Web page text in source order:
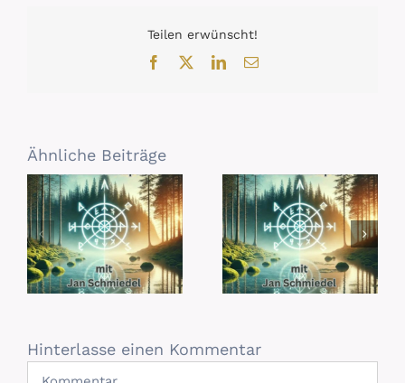
Teilen erwünscht!
Facebook
LinkedIn
E-
Ähnliche Beiträge
Hinterlasse einen Kommentar